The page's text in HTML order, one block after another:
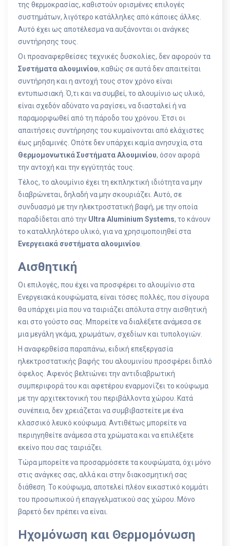
της θερμοκρασίας, καθιστούν ορισμένες επιλογές
συστημάτων, λιγότερο κατάλληλες από κάποιες άλλες.
Αυτό έχει ως αποτέλεσμα να αυξάνονται οι ανάγκες
συντήρησης τους.
Οι προαναφερθείσες τεχνικές δυσκολίες, δεν αφορούν τα
Συστήματα αλουμινίου, καθώς σε αυτά δεν απαιτείται
συντήρηση και η αντοχή τους στον χρόνο είναι
εντυπωσιακή. Ό,τι και να συμβεί, το αλουμίνιο ως υλικό,
είναι σχεδόν αδύνατο να ραγίσει, να διασταλεί ή να
παραμορφωθεί από τη πάροδο του χρόνου. Έτσι οι
απαιτήσεις συντήρησης του κυμαίνονται από ελάχιστες
έως μηδαμινές. Οπότε δεν υπάρχει καμία ανησυχία, στα
Θερμομονωτικά Συστήματα Αλουμινίου, όσον αφορά
την αντοχή και την εγγύτητάς τους.
Τέλος, το αλουμίνιο έχει τη εκπληκτική ιδιότητα να μην
διαβρώνεται, δηλαδή να μην σκουριάζει. Αυτό, σε
συνδυασμό με την ηλεκτροστατική βαφή, με την οποία
παραδίδεται από την Ultra Aluminium Systems, το κάνουν
το καταλληλότερο υλικό, για να χρησιμοποιηθεί στα
Ενεργειακά συστήματα αλουμινίου
Αισθητική
Οι επιλογές, που έχει να προσφέρει το αλουμίνιο στα
Ενεργειακά κουφώματα, είναι τόσες πολλές, που σίγουρα
θα υπάρχει μία που να ταιριάζει απόλυτα στην αισθητική
και στο γούστο σας. Μπορείτε να διαλέξετε ανάμεσα σε
μια μεγάλη γκάμα, χρωμάτων, σχεδίων και τυπολογιών.
Η αναφερθείσα παραπάνω, ειδική επεξεργασία
ηλεκτροστατικής βαφής του αλουμινίου προσφέρει διπλό
όφελος. Αφενός βελτιώνει την αντιδιαβρωτική
συμπεριφορά του και αφετέρου εναρμονίζει το κούφωμα
με την αρχιτεκτονική του περιβάλλοντα χώρου. Κατά
συνέπεια, δεν χρειάζεται να συμβιβαστείτε με ένα
κλασσικό λευκό κούφωμα. Αντιθέτως μπορείτε να
περιηγηθείτε ανάμεσα στα χρώματα και να επιλέξετε
εκείνο που σας ταιριάζει.
Τώρα μπορείτε να προσαρμόσετε τα κουφώματα, όχι μόνο
στις ανάγκες σας, αλλά και στην διακοσμητική σας
διάθεση. Το κούφωμα, αποτελεί πλέον εικαστικό κομμάτι
του προσωπικού ή επαγγελματικού σας χώρου. Μόνο
βαρετό δεν πρέπει να είναι.
Ηχομόνωση και Θερμομόνωση